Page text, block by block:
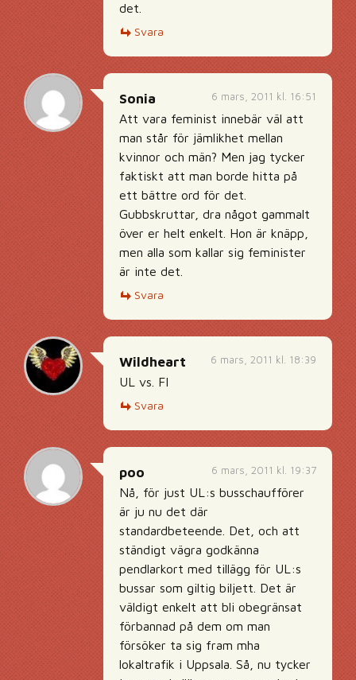
det.
Svara
6 mars, 2011 kl. 16:51
Sonia
Att vara feminist innebär väl att
man står för jämlikhet mellan
kvinnor och män? Men jag tycker
faktiskt att man borde hitta på
ett bättre ord för det.
Gubbskruttar, dra något gammalt
över er helt enkelt. Hon är knäpp,
men alla som kallar sig feminister
är inte det.
Svara
6 mars, 2011 kl. 18:39
Wildheart
UL vs. FI
Svara
6 mars, 2011 kl. 19:37
poo
Nå, för just UL:s busschaufförer
är ju nu det där
standardbeteende. Det, och att
ständigt vägra godkänna
pendlarkort med tillägg för UL:s
bussar som giltig biljett. Det är
väldigt enkelt att bli obegränsat
förbannad på dem om man
försöker ta sig fram mha
lokaltrafik i Uppsala. Så, nu tycker